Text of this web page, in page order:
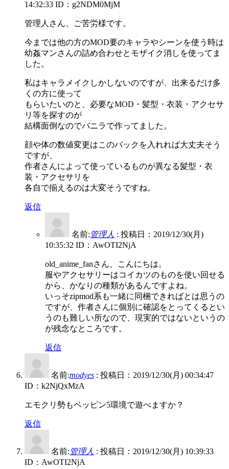
14:32:33 ID：g2NDM0MjM
管理人さん、ご苦労様です。
今までは他の方のMOD要のキャラやシーンを使う時は
幼姦マンさんの詰め合わせとモザイク消しを使ってま
した。
私はキャラメイクしかしないのですが、出来るだけ多
くの方に使って
もらいたいのと、必要なMOD・髪型・衣装・アクセサ
リ等を探すのが
結構面倒なのでバニラで作ってました。
顔や体の数値変更はこのパックを入れれば大丈夫そう
ですが、
作者さんによって使っているものが異なる髪型・衣
装・アクセサリを
各自で揃えるのは大変そうですね。
返信
名前:管理人 : 投稿日：2019/12/30(月)
10:35:32 ID：AwOTI2NjA
old_anime_fanさん、こんにちは。
服やアクセサリーはコイカツのものを使い回せる
から、かなりの種類があるんですよね。
いっそzipmod系も一緒に同梱できればとは思うの
ですが、作者さんに個別に確認をとってくるとい
うのも難しい所なので、現実的ではないというの
が残念なところです。
返信
名前:modyes : 投稿日：2019/12/30(月) 00:34:47
ID：k2NjQxMzA
エモクリ勢もベッピン5環境で遊べますか？
返信
名前:管理人 : 投稿日：2019/12/30(月) 10:39:33
ID：AwOTI2NjA